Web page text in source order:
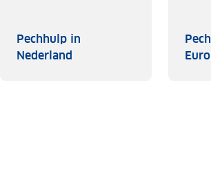
Pechhulp in
Nederland Pechhulp in Nederland